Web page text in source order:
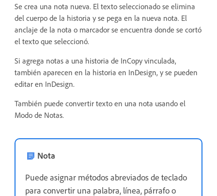
Se crea una nota nueva. El texto seleccionado se elimina
del cuerpo de la historia y se pega en la nueva nota. El
anclaje de la nota o marcador se encuentra donde se cortó
el texto que seleccionó.
Si agrega notas a una historia de InCopy vinculada,
también aparecen en la historia en InDesign, y se pueden
editar en InDesign.
También puede convertir texto en una nota usando el
Modo de Notas.
Nota
Puede asignar métodos abreviados de teclado
para convertir una palabra, línea, párrafo o